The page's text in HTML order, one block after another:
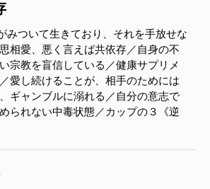
みついて生きており、それを手放せな
相愛、悪く言えば共依存／自身の不
宗教を盲信している／健康サプリメ
愛し続けることが、相手のためには
ギャンブルに溺れる／自分の意志で
られない中毒状態／カップの３《逆